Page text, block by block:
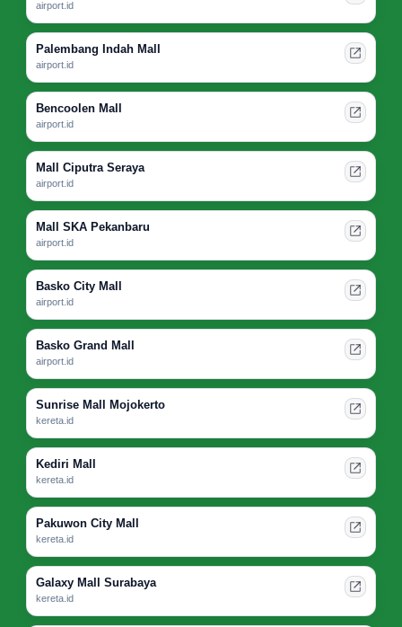
airport.id
Palembang Indah Mall
airport.id
Bencoolen Mall
airport.id
Mall Ciputra Seraya
airport.id
Mall SKA Pekanbaru
airport.id
Basko City Mall
airport.id
Basko Grand Mall
airport.id
Sunrise Mall Mojokerto
kereta.id
Kediri Mall
kereta.id
Pakuwon City Mall
kereta.id
Galaxy Mall Surabaya
kereta.id